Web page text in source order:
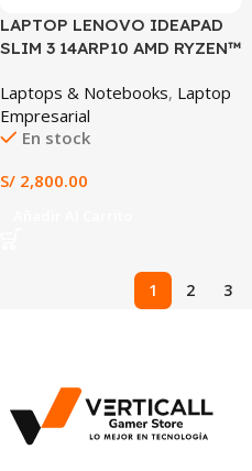
LAPTOP LENOVO IDEAPAD
SLIM 3 14ARP10 AMD RYZEN™
512GB SSD AMD RADEON™
680M 14″ WUXGA OLED
WINDOWS 11 PRE-
Laptops & Notebooks, Laptop
Empresarial
En stock
S/ 2,800.00
1 2 3